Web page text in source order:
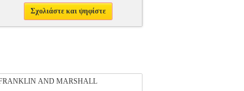
Σχολιάστε και ψηφίστε
AND MARSHALL